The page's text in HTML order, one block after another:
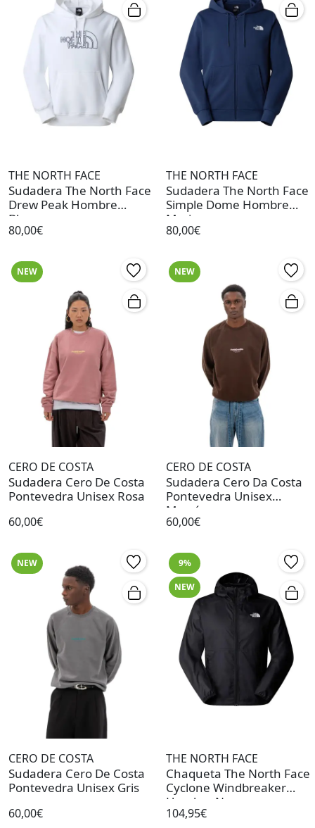
THE NORTH FACE
Sudadera The North Face
Drew Peak Hombre
Blanco
80,00€
THE NORTH FACE
Sudadera The North Face
Simple Dome Hombre
Marino
80,00€
NEW
CERO DE COSTA
Sudadera Cero De Costa
Pontevedra Unisex Rosa
60,00€
NEW
CERO DE COSTA
Sudadera Cero Da Costa
Pontevedra Unisex
Marrón
60,00€
NEW
CERO DE COSTA
Sudadera Cero De Costa
Pontevedra Unisex Gris
60,00€
9%
NEW
THE NORTH FACE
Chaqueta The North Face
Cyclone Windbreaker
Hombre Negro
104,95€